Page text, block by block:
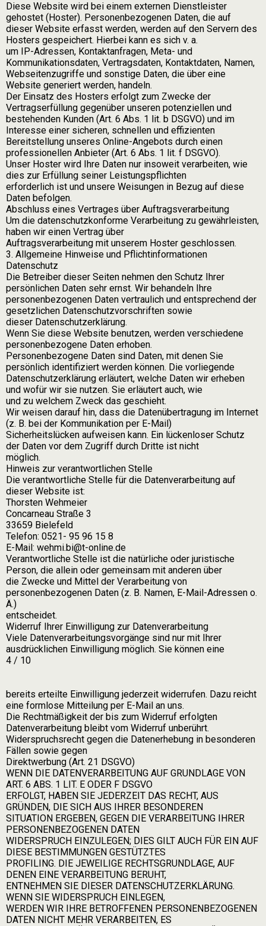
Diese Website wird bei einem externen Dienstleister
gehostet (Hoster). Personenbezogenen Daten, die auf
dieser Website erfasst werden, werden auf den Servern des
Hosters gespeichert. Hierbei kann es sich v. a.
um IP-Adressen, Kontaktanfragen, Meta- und
Kommunikationsdaten, Vertragsdaten, Kontaktdaten, Namen,
Webseitenzugriffe und sonstige Daten, die über eine
Website generiert werden, handeln.
Der Einsatz des Hosters erfolgt zum Zwecke der
Vertragserfüllung gegenüber unseren potenziellen und
bestehenden Kunden (Art. 6 Abs. 1 lit. b DSGVO) und im
Interesse einer sicheren, schnellen und effizienten
Bereitstellung unseres Online-Angebots durch einen
professionellen Anbieter (Art. 6 Abs. 1 lit. f DSGVO).
Unser Hoster wird Ihre Daten nur insoweit verarbeiten, wie
dies zur Erfüllung seiner Leistungspflichten
erforderlich ist und unsere Weisungen in Bezug auf diese
Daten befolgen.
Abschluss eines Vertrages über Auftragsverarbeitung
Um die datenschutzkonforme Verarbeitung zu gewährleisten,
haben wir einen Vertrag über
Auftragsverarbeitung mit unserem Hoster geschlossen.
3. Allgemeine Hinweise und Pflichtinformationen
Datenschutz
Die Betreiber dieser Seiten nehmen den Schutz Ihrer
persönlichen Daten sehr ernst. Wir behandeln Ihre
personenbezogenen Daten vertraulich und entsprechend der
gesetzlichen Datenschutzvorschriften sowie
dieser Datenschutzerklärung.
Wenn Sie diese Website benutzen, werden verschiedene
personenbezogene Daten erhoben.
Personenbezogene Daten sind Daten, mit denen Sie
persönlich identifiziert werden können. Die vorliegende
Datenschutzerklärung erläutert, welche Daten wir erheben
und wofür wir sie nutzen. Sie erläutert auch, wie
und zu welchem Zweck das geschieht.
Wir weisen darauf hin, dass die Datenübertragung im Internet
(z. B. bei der Kommunikation per E-Mail)
Sicherheitslücken aufweisen kann. Ein lückenloser Schutz
der Daten vor dem Zugriff durch Dritte ist nicht
möglich.
Hinweis zur verantwortlichen Stelle
Die verantwortliche Stelle für die Datenverarbeitung auf
dieser Website ist:
Thorsten Wehmeier
Concarneau Straße 3
33659 Bielefeld
Telefon: 0521- 95 96 15 8
E-Mail: wehmi.bi@t-online.de
Verantwortliche Stelle ist die natürliche oder juristische
Person, die allein oder gemeinsam mit anderen über
die Zwecke und Mittel der Verarbeitung von
personenbezogenen Daten (z. B. Namen, E-Mail-Adressen o.
Ä.)
entscheidet.
Widerruf Ihrer Einwilligung zur Datenverarbeitung
Viele Datenverarbeitungsvorgänge sind nur mit Ihrer
ausdrücklichen Einwilligung möglich. Sie können eine
4 / 10
bereits erteilte Einwilligung jederzeit widerrufen. Dazu reicht
eine formlose Mitteilung per E-Mail an uns.
Die Rechtmäßigkeit der bis zum Widerruf erfolgten
Datenverarbeitung bleibt vom Widerruf unberührt.
Widerspruchsrecht gegen die Datenerhebung in besonderen
Fällen sowie gegen
Direktwerbung (Art. 21 DSGVO)
WENN DIE DATENVERARBEITUNG AUF GRUNDLAGE VON
ART. 6 ABS. 1 LIT. E ODER F DSGVO
ERFOLGT, HABEN SIE JEDERZEIT DAS RECHT, AUS
GRÜNDEN, DIE SICH AUS IHRER BESONDEREN
SITUATION ERGEBEN, GEGEN DIE VERARBEITUNG IHRER
PERSONENBEZOGENEN DATEN
WIDERSPRUCH EINZULEGEN; DIES GILT AUCH FÜR EIN AUF
DIESE BESTIMMUNGEN GESTÜTZTES
PROFILING. DIE JEWEILIGE RECHTSGRUNDLAGE, AUF
DENEN EINE VERARBEITUNG BERUHT,
ENTNEHMEN SIE DIESER DATENSCHUTZERKLÄRUNG.
WENN SIE WIDERSPRUCH EINLEGEN,
WERDEN WIR IHRE BETROFFENEN PERSONENBEZOGENEN
DATEN NICHT MEHR VERARBEITEN, ES